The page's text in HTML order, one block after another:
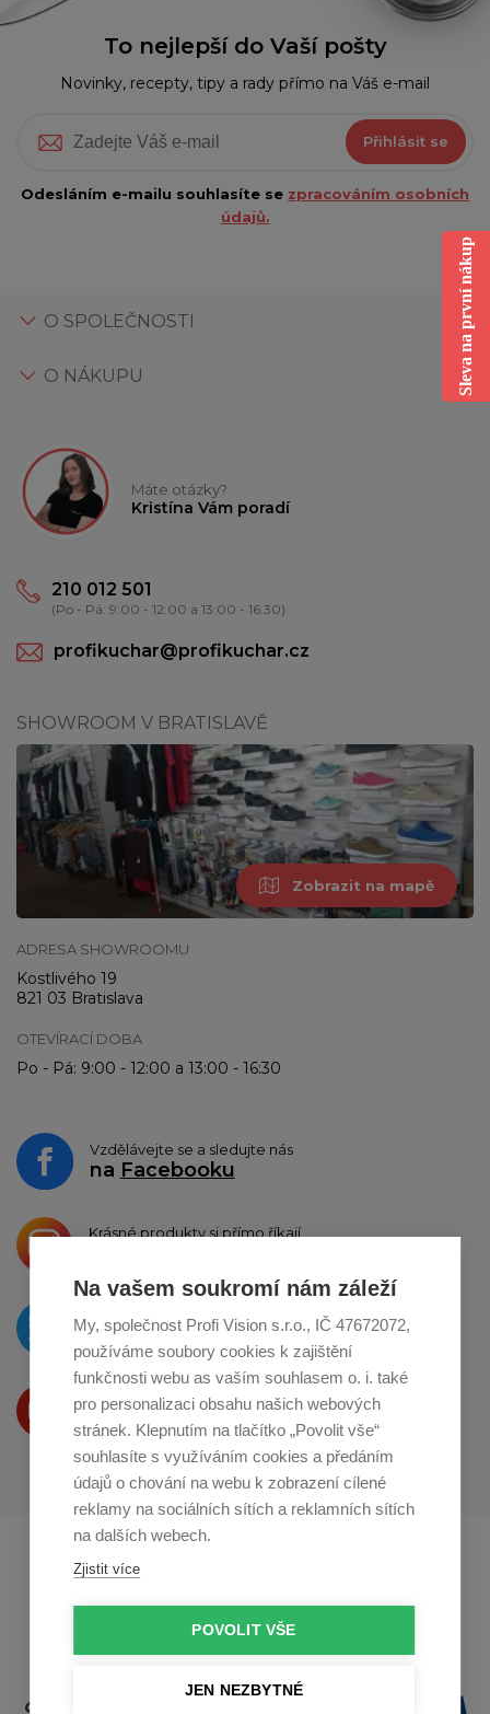
Na vašem soukromí nám záleží
My, společnost Profi Vision s.r.o., IČ 47672072,
používáme soubory cookies k zajištění
funkčnosti webu as vaším souhlasem o. i. také
pro personalizaci obsahu našich webových
stránek. Klepnutím na tlačítko „Povolit vše“
souhlasíte s využíváním cookies a předáním
údajů o chování na webu k zobrazení cílené
reklamy na sociálních sítích a reklamních sítích
na dalších webech.
Zjistit více
POVOLIT VŠE
JEN NEZBYTNÉ
To nejlepší do Vaší pošty
Novinky, recepty, tipy a rady přímo na Váš e-mail
Přihlásit se
Odesláním e-mailu souhlasíte se zpracováním osobních
údajů.
O SPOLEČNOSTI
O NÁKUPU
Máte otázky?
Kristína Vám poradí
210 012 501
(Po - Pá: 9:00 - 12:00 a 13:00 - 16:30)
profikuchar@profikuchar.cz
SHOWROOM V BRATISLAVĚ
Zobrazit na mapě
ADRESA SHOWROOMU
Kostlivého 19
821 03 Bratislava
OTEVÍRACÍ DOBA
Po - Pá: 9:00 - 12:00 a 13:00 - 16:30
Vzdělávejte se a sledujte nás
na Facebooku
Krásné produkty si přímo říkají
O novinkách píšeme
naTwitteru
Produkty Vám představujeme
na Youtube
Profikuchar.sk
Sleva na první nákup